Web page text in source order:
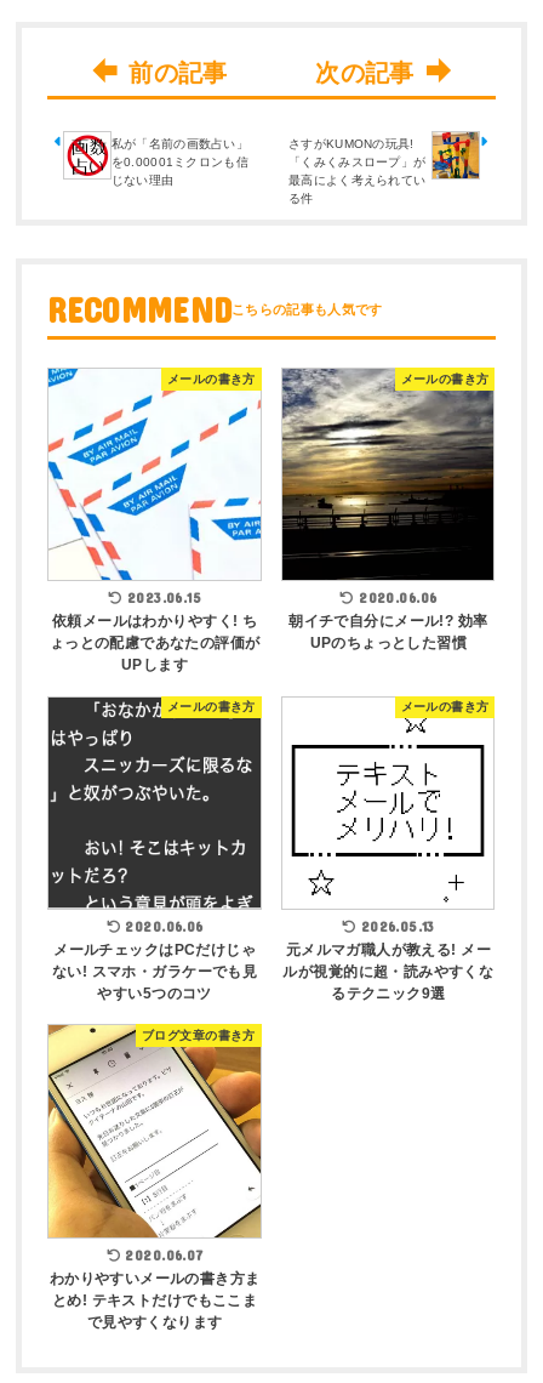
私が「名前の画数占い」
を0.00001ミクロンも信
じない理由
さすがKUMONの玩具!
「くみくみスロープ」が
最高によく考えられてい
る件
RECOMMEND
メールの書き方
2023.06.15
依頼メールはわかりやすく! ち
ょっとの配慮であなたの評価が
UPします
メールの書き方
2020.06.06
朝イチで自分にメール!? 効率
UPのちょっとした習慣
メールの書き方
2020.06.06
メールチェックはPCだけじゃ
ない! スマホ・ガラケーでも見
やすい5つのコツ
メールの書き方
2026.05.13
元メルマガ職人が教える! メー
ルが視覚的に超・読みやすくな
るテクニック9選
ブログ文章の書き方
2020.06.07
わかりやすいメールの書き方ま
とめ! テキストだけでもここま
で見やすくなります